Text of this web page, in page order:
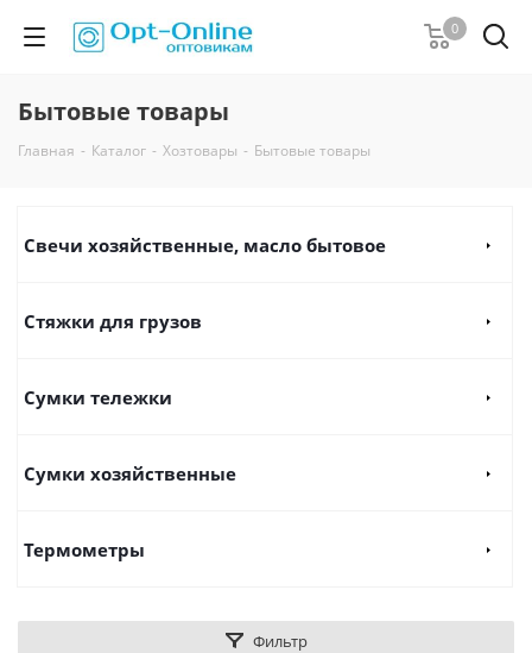
0
Бытовые товары
Главная - Каталог - Хозтовары - Бытовые товары
Свечи хозяйственные, масло бытовое
Стяжки для грузов
Сумки тележки
Сумки хозяйственные
Термометры
Фильтр